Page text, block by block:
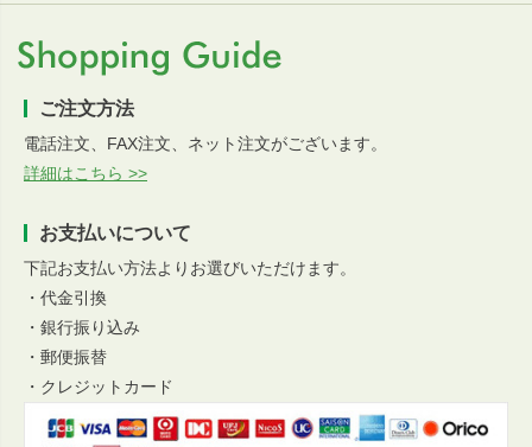
ご注文方法
電話注文、FAX注文、ネット注文がございます。
詳細はこちら >>
お支払いについて
下記お支払い方法よりお選びいただけます。
・代金引換
・銀行振り込み
・郵便振替
・クレジットカード